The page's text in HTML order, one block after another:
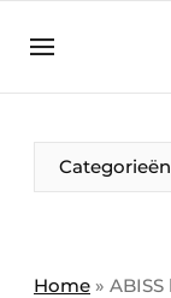
Bedrijven
Bedrijven
Direct
Categorieën
Home »